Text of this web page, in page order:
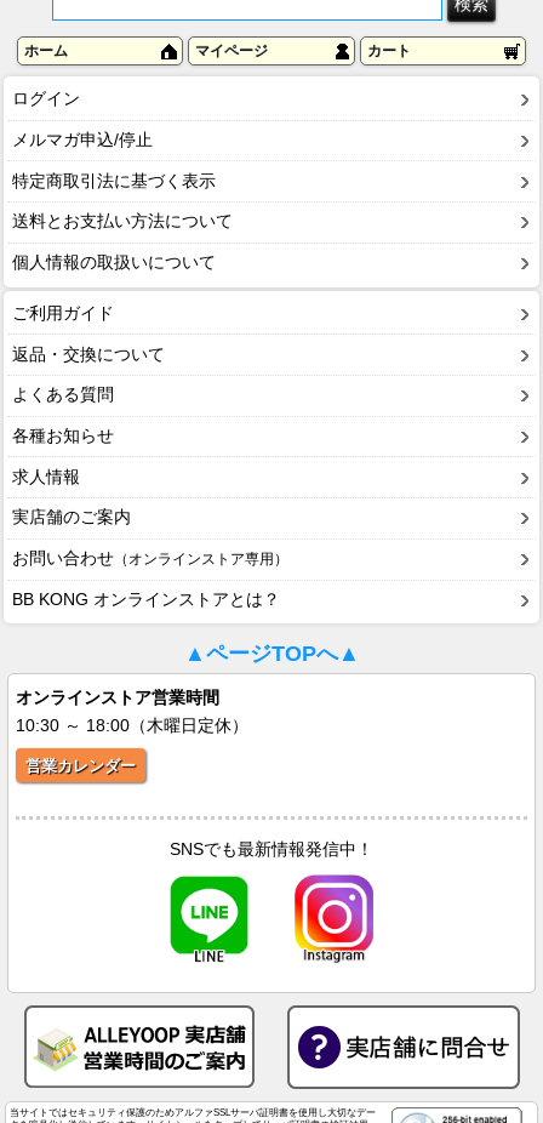
ホーム マイページ カート
ログイン
メルマガ申込/停止
特定商取引法に基づく表示
送料とお支払い方法について
個人情報の取扱いについて
ご利用ガイド
返品・交換について
よくある質問
各種お知らせ
求人情報
実店舗のご案内
お問い合わせ （オンラインストア専用）
BB KONG オンラインストアとは？
▲ページTOPへ▲
オンラインストア営業時間
10:30 ～ 18:00（木曜日定休）
営業カレンダー
SNSでも最新情報発信中！
当サイトではセキュリティ保護のためアルファSSLサーバ証明書を使用し大切なデー